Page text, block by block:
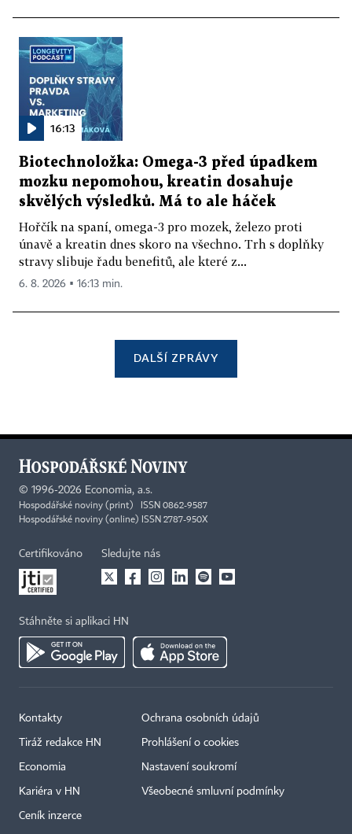
16:13
Biotechnoložka: Omega-3 před úpadkem
mozku nepomohou, kreatin dosahuje
skvělých výsledků. Má to ale háček
Hořčík na spaní, omega-3 pro mozek, železo proti
únavě a kreatin dnes skoro na všechno. Trh s doplňky
stravy slibuje řadu benefitů, ale které z...
6. 8. 2026 ▪ 16:13 min.
DALŠÍ ZPRÁVY
© 1996-2026 Economia, a.s.
Hospodářské noviny (print) ISSN 0862-9587
Hospodářské noviny (online) ISSN 2787-950X
Certifikováno Sledujte nás
Stáhněte si aplikaci HN
Kontakty
Tiráž redakce HN
Economia
Kariéra v HN
Ceník inzerce
Ochrana osobních údajů
Prohlášení o cookies
Nastavení soukromí
Všeobecné smluvní podmínky